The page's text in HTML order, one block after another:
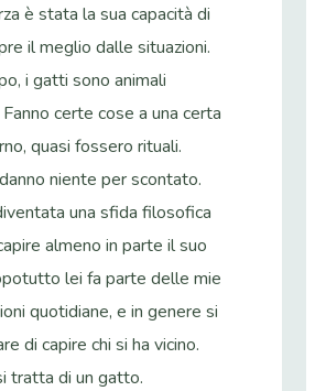
è stata la sua capacità di
il meglio dalle situazioni.
i gatti sono animali
certe cose a una certa
quasi fossero rituali.
niente per scontato.
una sfida filosofica
almeno in parte il suo
lei fa parte delle mie
quotidiane, e in genere si
di capire chi si ha vicino.
tratta di un gatto.